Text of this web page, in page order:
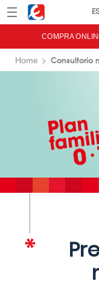
Menú Eroski
COMPRA
Home Consultorio